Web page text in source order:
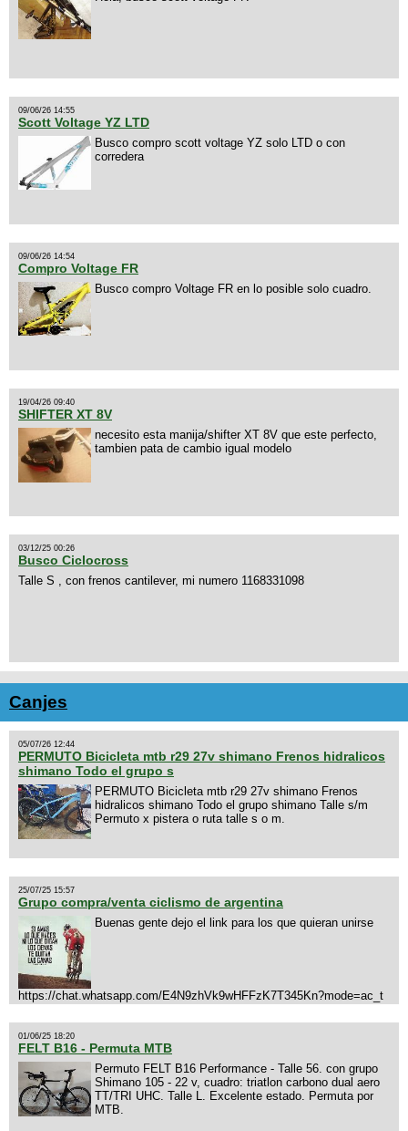
09/06/26 14:55
Scott Voltage YZ LTD
Busco compro scott voltage YZ solo LTD o con
corredera
09/06/26 14:54
Compro Voltage FR
Busco compro Voltage FR en lo posible solo cuadro.
19/04/26 09:40
SHIFTER XT 8V
necesito esta manija/shifter XT 8V que este perfecto,
tambien pata de cambio igual modelo
03/12/25 00:26
Busco Ciclocross
Talle S , con frenos cantilever, mi numero 1168331098
Canjes
05/07/26 12:44
PERMUTO Bicicleta mtb r29 27v shimano Frenos hidralicos
shimano Todo el grupo s
PERMUTO Bicicleta mtb r29 27v shimano Frenos
hidralicos shimano Todo el grupo shimano Talle s/m
Permuto x pistera o ruta talle s o m.
25/07/25 15:57
Grupo compra/venta ciclismo de argentina
Buenas gente dejo el link para los que quieran unirse
https://chat.whatsapp.com/E4N9zhVk9wHFFzK7T345Kn?mode=ac_t
01/06/25 18:20
FELT B16 - Permuta MTB
Permuto FELT B16 Performance - Talle 56. con grupo
Shimano 105 - 22 v, cuadro: triatlon carbono dual aero
TT/TRI UHC. Talle L. Excelente estado. Permuta por
MTB.